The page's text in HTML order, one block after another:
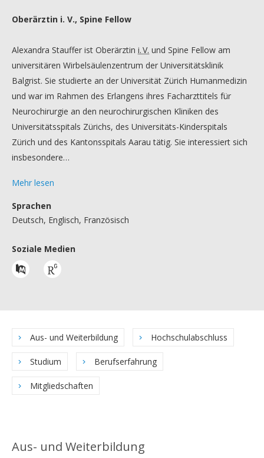
Oberärztin i. V., Spine Fellow
Alexandra Stauffer ist Oberärztin i. V. und Spine Fellow am
universitären Wirbelsäulenzentrum der Universitätsklinik
Balgrist. Sie studierte an der Universität Zürich Humanmedizin
und war im Rahmen des Erlangens ihres Facharzttitels für
Neurochirurgie an den neurochirurgischen Kliniken des
Universitätsspitals Zürichs, des Universitäts-Kinderspitals
Zürich und des Kantonsspitals Aarau tätig. Sie interessiert sich
insbesondere…
Mehr lesen
Sprachen
Deutsch, Englisch, Französisch
Soziale Medien
Aus- und Weiterbildung Hochschulabschluss
Studium Berufserfahrung
Mitgliedschaften
Aus- und Weiterbildung